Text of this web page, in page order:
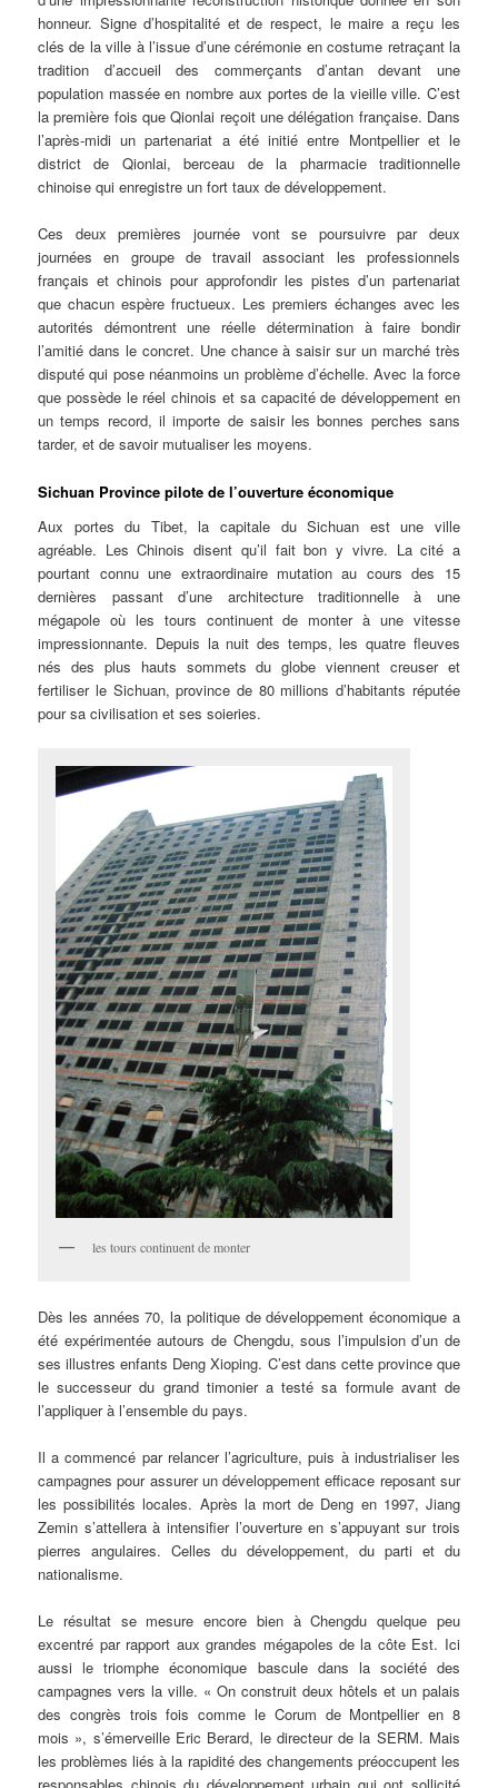
honneur. Signe d’hospitalité et de respect, le maire a reçu les
clés de la ville à l’issue d’une cérémonie en costume retraçant la
tradition d’accueil des commerçants d’antan devant une
population massée en nombre aux portes de la vieille ville. C’est
la première fois que Qionlai reçoit une délégation française. Dans
l’après-midi un partenariat a été initié entre Montpellier et le
district de Qionlai, berceau de la pharmacie traditionnelle
chinoise qui enregistre un fort taux de développement.
Ces deux premières journée vont se poursuivre par deux
journées en groupe de travail associant les professionnels
français et chinois pour approfondir les pistes d’un partenariat
que chacun espère fructueux. Les premiers échanges avec les
autorités démontrent une réelle détermination à faire bondir
l’amitié dans le concret. Une chance à saisir sur un marché très
disputé qui pose néanmoins un problème d’échelle. Avec la force
que possède le réel chinois et sa capacité de développement en
un temps record, il importe de saisir les bonnes perches sans
tarder, et de savoir mutualiser les moyens.
Sichuan Province pilote de l’ouverture économique
Aux portes du Tibet, la capitale du Sichuan est une ville
agréable. Les Chinois disent qu’il fait bon y vivre. La cité a
pourtant connu une extraordinaire mutation au cours des 15
dernières passant d’une architecture traditionnelle à une
mégapole où les tours continuent de monter à une vitesse
impressionnante. Depuis la nuit des temps, les quatre fleuves
nés des plus hauts sommets du globe viennent creuser et
fertiliser le Sichuan, province de 80 millions d’habitants réputée
pour sa civilisation et ses soieries.
les tours continuent de monter
Dès les années 70, la politique de développement économique a
été expérimentée autours de Chengdu, sous l’impulsion d’un de
ses illustres enfants Deng Xioping. C’est dans cette province que
le successeur du grand timonier a testé sa formule avant de
l’appliquer à l’ensemble du pays.
Il a commencé par relancer l’agriculture, puis à industrialiser les
campagnes pour assurer un développement efficace reposant sur
les possibilités locales. Après la mort de Deng en 1997, Jiang
Zemin s’attellera à intensifier l’ouverture en s’appuyant sur trois
pierres angulaires. Celles du développement, du parti et du
nationalisme.
Le résultat se mesure encore bien à Chengdu quelque peu
excentré par rapport aux grandes mégapoles de la côte Est. Ici
aussi le triomphe économique bascule dans la société des
campagnes vers la ville. « On construit deux hôtels et un palais
des congrès trois fois comme le Corum de Montpellier en 8
mois », s’émerveille Eric Berard, le directeur de la SERM. Mais
les problèmes liés à la rapidité des changements préoccupent les